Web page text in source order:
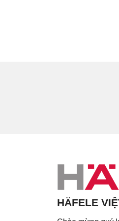
HÄFELE